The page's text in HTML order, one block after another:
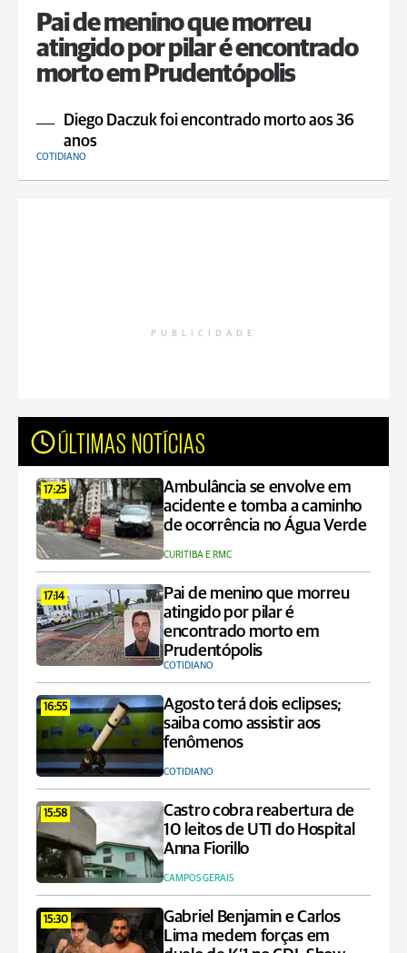
Pai de menino que morreu
atingido por pilar é encontrado
morto em Prudentópolis
Diego Daczuk foi encontrado morto aos 36
anos
COTIDIANO
PUBLICIDADE
ÚLTIMAS NOTÍCIAS
17:25
Ambulância se envolve em
acidente e tomba a caminho
de ocorrência no Água Verde
CURITIBA E RMC
17:14
Pai de menino que morreu
atingido por pilar é
encontrado morto em
Prudentópolis
COTIDIANO
16:55
Agosto terá dois eclipses;
saiba como assistir aos
fenômenos
COTIDIANO
15:58
Castro cobra reabertura de
10 leitos de UTI do Hospital
Anna Fiorillo
CAMPOS GERAIS
15:30
Gabriel Benjamin e Carlos
Lima medem forças em